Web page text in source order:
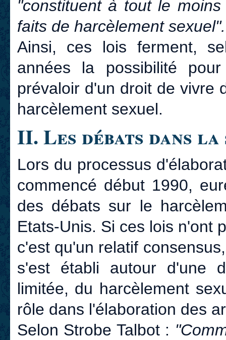
"constituent à tout le
faits de harcèlement sexuel".
Ainsi, ces lois ferment,
années la possibilité
prévaloir d'un droit de vivre
harcèlement sexuel.
II. Les débats dans
Lors du processus
commencé début 1990,
des débats sur le
Etats-Unis. Si ces lois n'ont
c'est qu'un relatif
s'est établi autour d'une
limitée, du harcèlement
rôle dans l'élaboration des
Selon Strobe Talbot :